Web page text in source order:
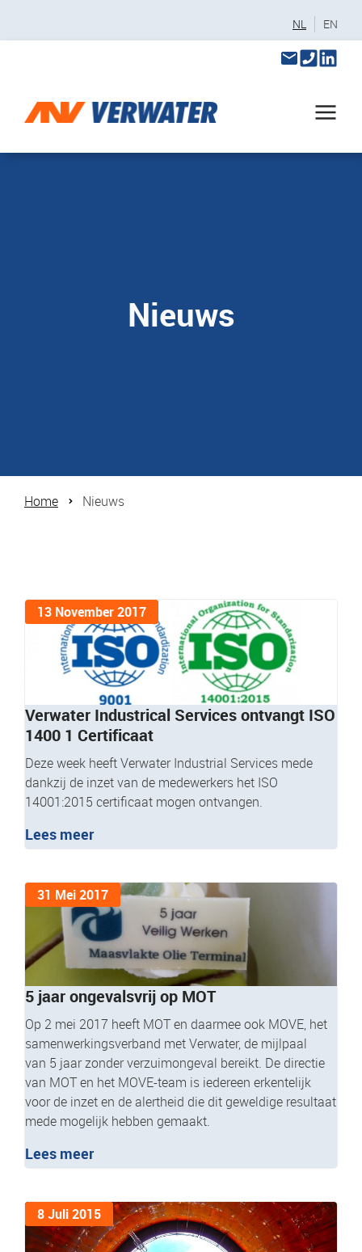
NL EN
Nieuws
Home Nieuws
13 November 2017
Verwater Industrical Services ontvangt ISO
1400 1 Certificaat
Deze week heeft Verwater Industrial Services mede
dankzij de inzet van de medewerkers het ISO
14001:2015 certificaat mogen ontvangen.
Lees meer
31 Mei 2017
5 jaar ongevalsvrij op MOT
Op 2 mei 2017 heeft MOT en daarmee ook MOVE, het
samenwerkingsverband met Verwater, de mijlpaal
van 5 jaar zonder verzuimongeval bereikt. De directie
van MOT en het MOVE-team is iedereen erkentelijk
voor de inzet en de alertheid die dit geweldige resultaat
mede mogelijk hebben gemaakt.
Lees meer
8 Juli 2015